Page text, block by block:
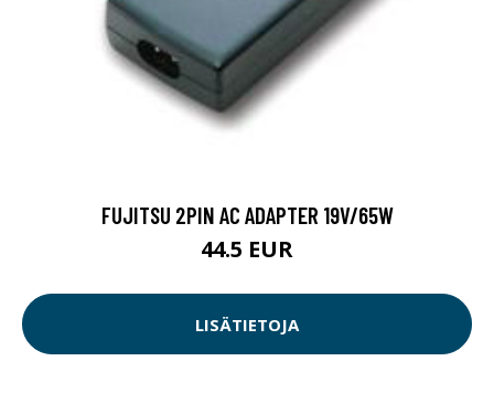
FUJITSU 2PIN AC ADAPTER 19V/65W
44.5 EUR
LISÄTIETOJA